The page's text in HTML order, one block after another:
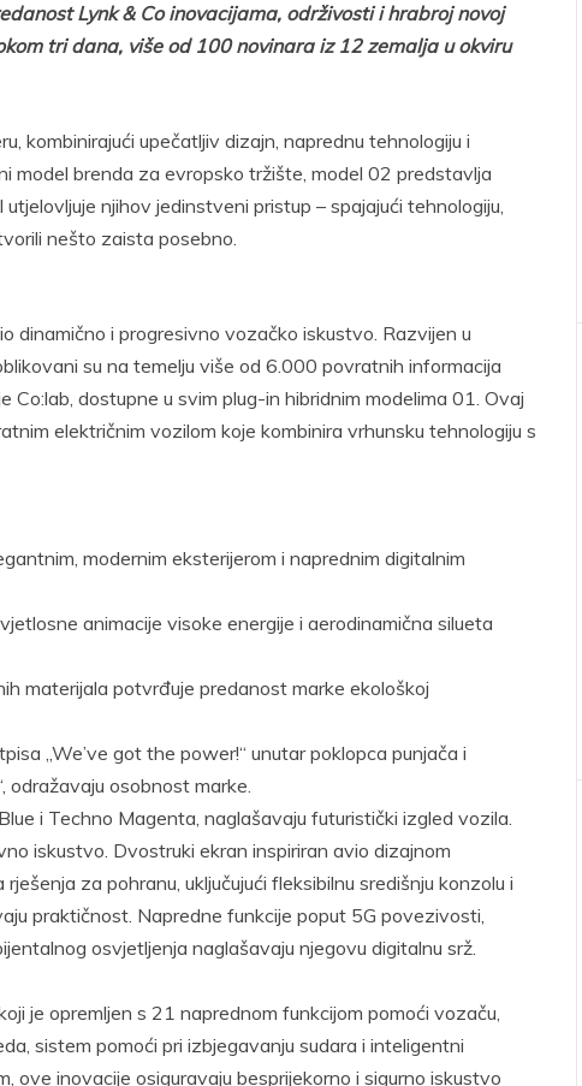
Lynk & Co inovacijama, održivosti i hrabroj novoj
tri dana, više od 100 novinara iz 12 zemalja u okviru
kombinirajući upečatljiv dizajn, naprednu tehnologiju i
model brenda za evropsko tržište, model 02 predstavlja
njihov jedinstveni pristup – spajajući tehnologiju,
nešto zaista posebno.
dinamično i progresivno vozačko iskustvo. Razvijen u
su na temelju više od 6.000 povratnih informacija
Co:lab, dostupne u svim plug-in hibridnim modelima 01. Ovaj
električnim vozilom koje kombinira vrhunsku tehnologiju s
modernim eksterijerom i naprednim digitalnim
animacije visoke energije i aerodinamična silueta
materijala potvrđuje predanost marke ekološkoj
„We’ve got the power!“ unutar poklopca punjača i
odražavaju osobnost marke.
i Techno Magenta, naglašavaju futuristički izgled vozila.
iskustvo. Dvostruki ekran inspiriran avio dizajnom
za pohranu, uključujući fleksibilnu središnju konzolu i
praktičnost. Napredne funkcije poput 5G povezivosti,
osvjetljenja naglašavaju njegovu digitalnu srž.
je opremljen s 21 naprednom funkcijom pomoći vozaču,
sistem pomoći pri izbjegavanju sudara i inteligentni
ove inovacije osiguravaju besprijekorno i sigurno iskustvo